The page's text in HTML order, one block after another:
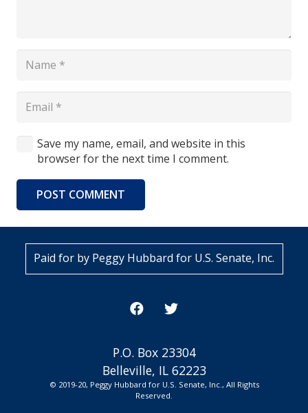
Save my name, email, and website in this
browser for the next time I comment.
POST COMMENT
Paid for by Peggy Hubbard for U.S. Senate, Inc.
P.O. Box 23304
Belleville, IL 62223
© 2019-20, Peggy Hubbard for U.S. Senate, Inc., All Rights
Reserved.